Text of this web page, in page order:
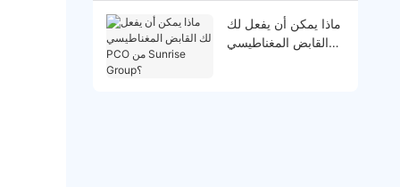
ماذا يمكن أن يفعل لك
القابض المغناطيسي